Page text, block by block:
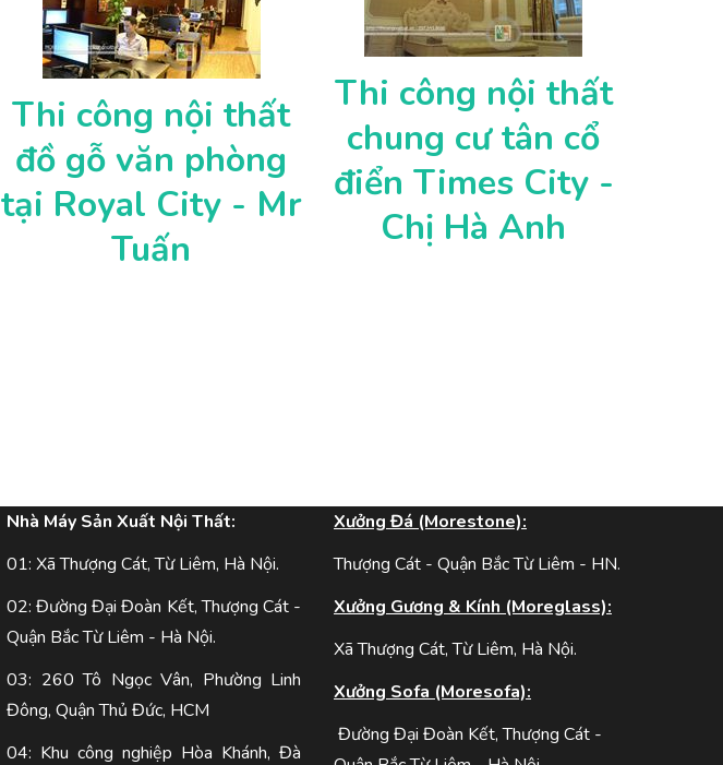
Thi công nội thất
đồ gỗ văn phòng
tại Royal City - Mr
Tuấn
Thi công nội thất
chung cư tân cổ
điển Times City -
Chị Hà Anh
Nhà Máy Sản Xuất Nội Thất:
01: Xã Thượng Cát, Từ Liêm, Hà Nội.
02: Đường Đại Đoàn Kết, Thượng Cát -
Quận Bắc Từ Liêm - Hà Nội.
03: 260 Tô Ngọc Vân, Phường Linh
Đông, Quận Thủ Đức, HCM
04: Khu công nghiệp Hòa Khánh, Đà
Xưởng Đá (Morestone):
Thượng Cát - Quận Bắc Từ Liêm - HN.
Xưởng Gương & Kính (Moreglass):
Xã Thượng Cát, Từ Liêm, Hà Nội.
Xưởng Sofa (Moresofa):
Đường Đại Đoàn Kết, Thượng Cát -